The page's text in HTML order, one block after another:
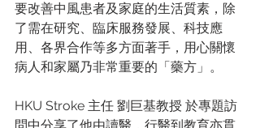
要改善中風患者及家庭的生活質素，除
了需在研究、臨床服務發展、科技應
用、各界合作等多方面著手，用心關懷
病人和家屬乃非常重要的「藥方」。
HKU Stroke 主任 劉巨基教授 於專題訪